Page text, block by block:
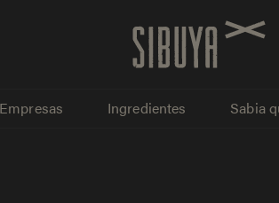
Empresas Ingredientes Sabia